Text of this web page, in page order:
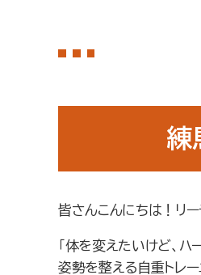
練
皆さんこんにちは！リ
「体を変えたいけど、
姿勢を整える自重トレー